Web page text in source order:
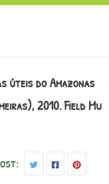
úteis do Amazonas
2010. Field Mu